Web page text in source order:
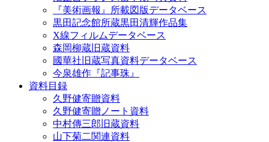
『美術画報』所載図版データベース
黒田記念館所蔵黒田清輝作品集
X線フィルムデータベース
森岡柳蔵旧蔵資料
國華社旧蔵写真資料データベース
今泉雄作『記事珠』
資料目録
久野健寄贈資料
久野健寄贈ノート資料
中村傳三郎旧蔵資料
山下菊二関連資料